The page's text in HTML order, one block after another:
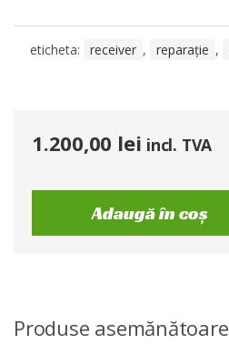
eticheta: receiver , reparație ,
1.200,00 lei incl. TVA
Adaugă în coș
Produse asemănătoare